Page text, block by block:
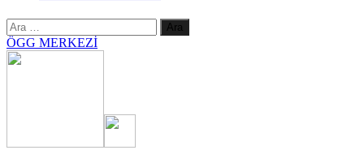
Arama:
ÖGG MERKEZİ